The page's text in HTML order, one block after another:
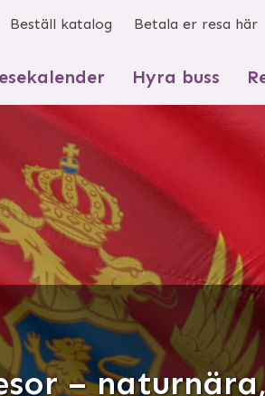
Beställ katalog Betala er resa här
Hyra buss
–